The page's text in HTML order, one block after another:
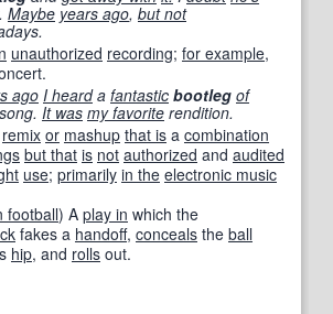
Maybe years ago, but not
unauthorized recording; for example,
ago I hearda fantastic bootleg of
It was my favorite rendition.
remix or mashup that is a combination
but that is not authorized and audited
use; primarily in the electronic music
football) A play in which the
fakes a handoff, conceals the ball
hip, and rolls out.